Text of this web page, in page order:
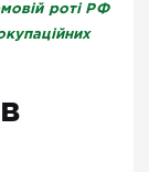
роті РФ